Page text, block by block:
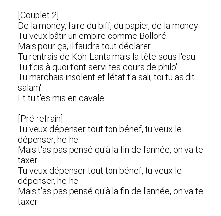
[Couplet 2]
De la money, faire du biff, du papier, de la money
Tu veux bâtir un empire comme Bolloré
Mais pour ça, il faudra tout déclarer
Tu rentrais de Koh-Lanta mais la tête sous l'eau
Tu t'dis à quoi t'ont servi tes cours de philo'
Tu marchais insolent et l'état t'a sali, toi tu as dit
salam'
Et tu t'es mis en cavale
[Pré-refrain]
Tu veux dépenser tout ton bénef, tu veux le
dépenser, he-he
Mais t'as pas pensé qu'à la fin de l'année, on va te
taxer
Tu veux dépenser tout ton bénef, tu veux le
dépenser, he-he
Mais t'as pas pensé qu'à la fin de l'année, on va te
taxer